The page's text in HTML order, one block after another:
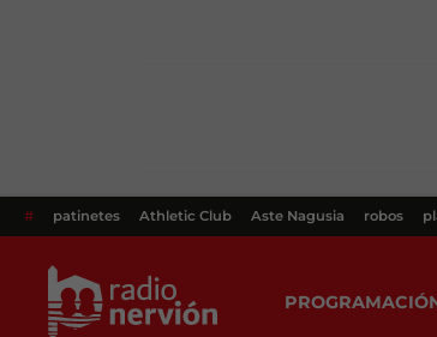
# patinetes Athletic Club Aste Nagusia robos